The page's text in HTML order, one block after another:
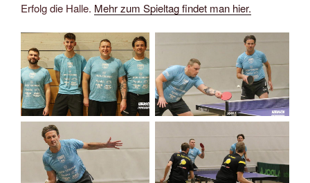
Erfolg die Halle. Mehr zum Spieltag findet man hier.